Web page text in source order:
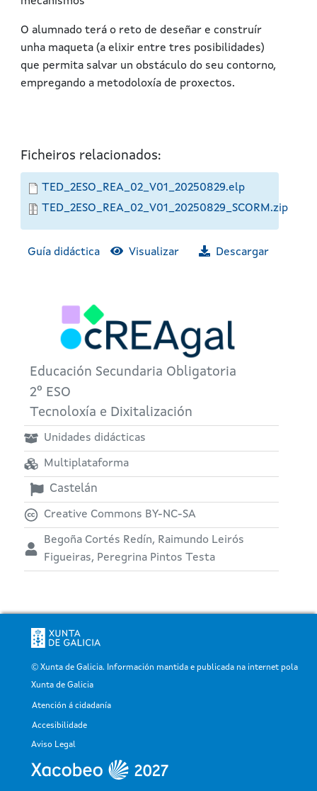
O alumnado terá o reto de deseñar e construír
unha maqueta (a elixir entre tres posibilidades)
que permita salvar un obstáculo do seu contorno,
empregando a metodoloxía de proxectos.
Ficheiros relacionados:
TED_2ESO_REA_02_V01_20250829.elp
TED_2ESO_REA_02_V01_20250829_SCORM.zip
Descargar
Visualizar
Guía didáctica
Educación Secundaria Obligatoria
2º ESO
Tecnoloxía e Dixitalización
Unidades didácticas
Multiplataforma
Castelán
Creative Commons BY-NC-SA
Begoña Cortés Redín, Raimundo Leirós
Figueiras, Peregrina Pintos Testa
© Xunta de Galicia. Información mantida e publicada na internet pola
Xunta de Galicia
Pé
Atención á cidadanía
Accesibilidade
Aviso Legal